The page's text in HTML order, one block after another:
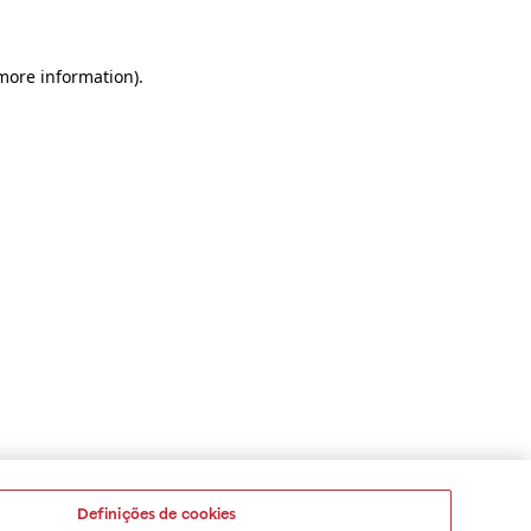
information).
Definições de cookies